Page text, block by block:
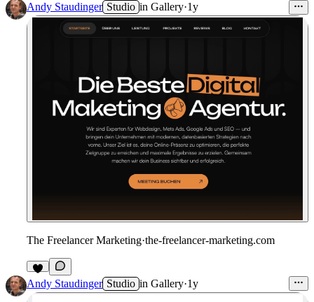
Andy Staudinger Studio in Gallery·1y
The Freelancer Marketing·the-freelancer-marketing.com
1
Andy Staudinger Studio in Gallery·1y